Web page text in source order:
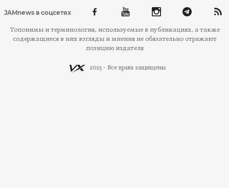
JAMnews в соцсетях
Топонимы и терминология, используемые в публикациях, а также
содержащиеся в них взгляды и мнения не обязательно отражают
позицию издателя
2025 - Все права защищены